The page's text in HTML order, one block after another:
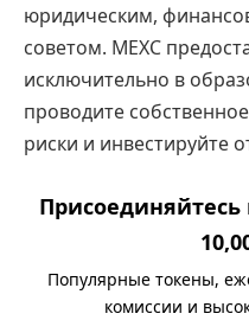
юридическим,
советом. MEXC
исключительно в
проводите
риски и инвестируйте
Присоединяйтесь
Популярные токены,
комиссии и